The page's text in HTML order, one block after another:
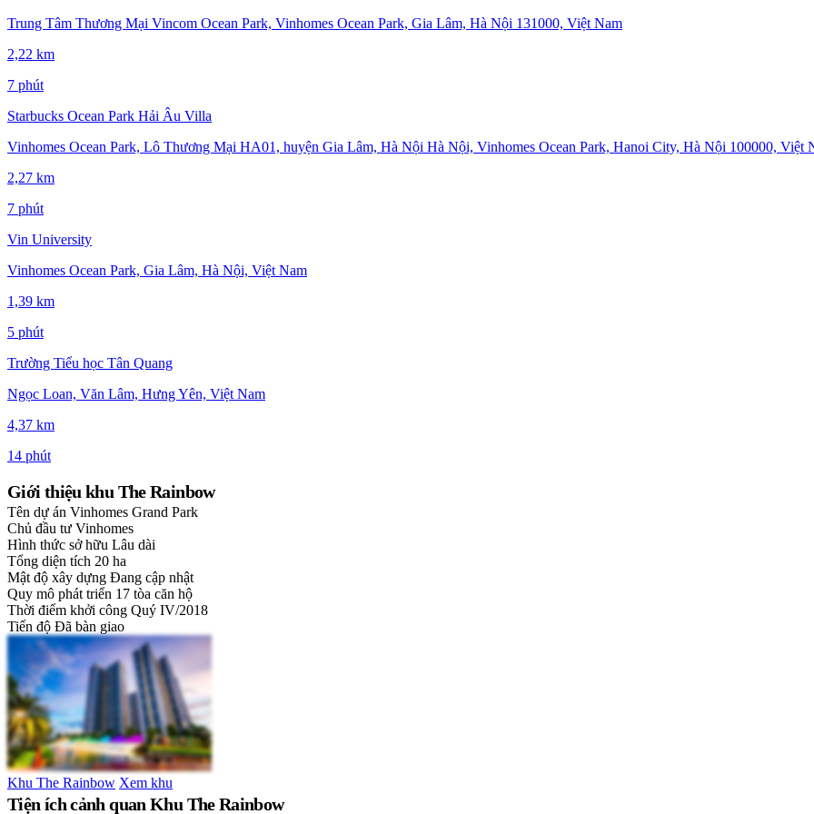
Trung Tâm Thương Mại Vincom Ocean Park, Vinhomes Ocean Park, Gia Lâm, Hà Nội 131000, Việt Nam
2,22 km
7 phút
Starbucks Ocean Park Hải Âu Villa
Vinhomes Ocean Park, Lô Thương Mại HA01, huyện Gia Lâm, Hà Nội Hà Nội, Vinhomes Ocean Park, Hanoi City, Hà Nội 100000, Việt
2,27 km
7 phút
Vin University
Vinhomes Ocean Park, Gia Lâm, Hà Nội, Việt Nam
1,39 km
5 phút
Trường Tiểu học Tân Quang
Ngọc Loan, Văn Lâm, Hưng Yên, Việt Nam
4,37 km
14 phút
Giới thiệu khu The Rainbow
Tên dự án Vinhomes Grand Park
Chủ đầu tư Vinhomes
Hình thức sở hữu Lâu dài
Tổng diện tích 20 ha
Mật độ xây dựng Đang cập nhật
Quy mô phát triển 17 tòa căn hộ
Thời điểm khởi công Quý IV/2018
Tiến độ Đã bàn giao
Khu The Rainbow Xem khu
Tiện ích cảnh quan Khu The Rainbow